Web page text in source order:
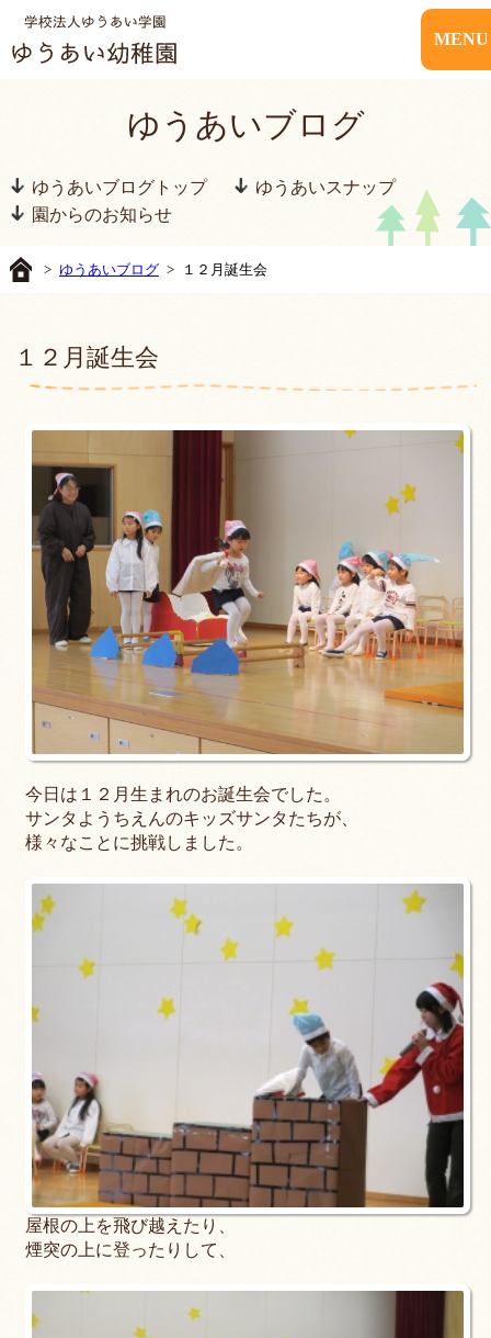
MENU
ゆうあいブログ
ゆうあいブログトップ
ゆうあいスナップ
園からのお知らせ
> ゆうあいブログ> １２月誕生会
１２月誕生会
今日は１２月生まれのお誕生会でした。
サンタようちえんのキッズサンタたちが、
様々なことに挑戦しました。
屋根の上を飛び越えたり、
煙突の上に登ったりして、